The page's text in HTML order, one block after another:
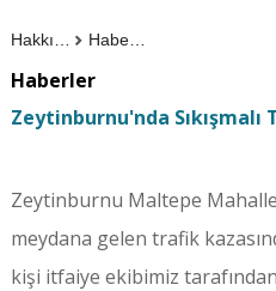
Haberler
Haberler
Zeytinburnu'nda Sıkışmalı
Zeytinburnu Maltepe
meydana gelen trafik
kişi itfaiye ekibimiz